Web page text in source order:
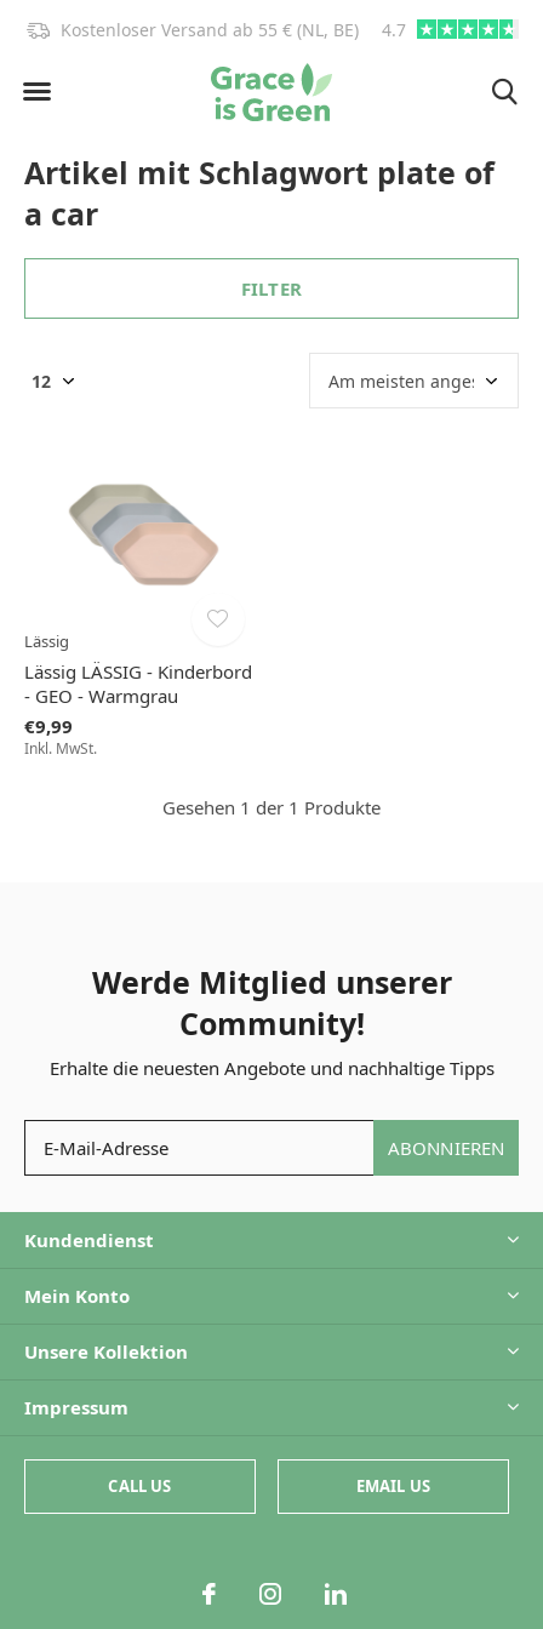
Kostenloser Versand ab 55 € (NL, BE) 4.7
Artikel mit Schlagwort plate of
a car
FILTER
Lässig
Lässig LÄSSIG - Kinderbord
- GEO - Warmgrau
€9,99
Inkl. MwSt.
Gesehen 1 der 1 Produkte
Werde Mitglied unserer
Community!
Erhalte die neuesten Angebote und nachhaltige Tipps
ABONNIEREN
Kundendienst
Mein Konto
Unsere Kollektion
Impressum
CALL US EMAIL US